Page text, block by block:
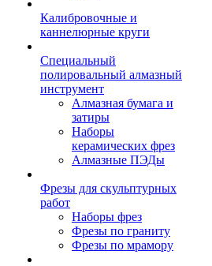
Калибровочные и
каннелюрные круги
Специальный
полировальный алмазный
инструмент
Алмазная бумага и
затиры
Наборы
керамических фрез
Алмазные ПЭДы
Фрезы для скульптурных
работ
Наборы фрез
Фрезы по граниту
Фрезы по мрамору